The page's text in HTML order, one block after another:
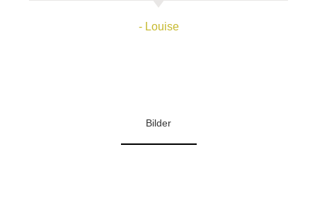
- Louise
Bilder